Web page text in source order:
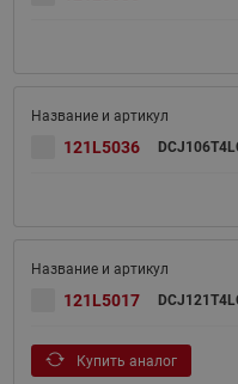
121L5036
121L5017
Купить аналог